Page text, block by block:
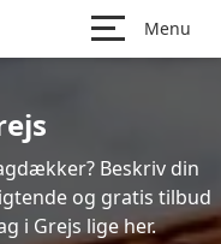
Menu
Beskriv din
og gratis tilbud
i Grejs lige her.